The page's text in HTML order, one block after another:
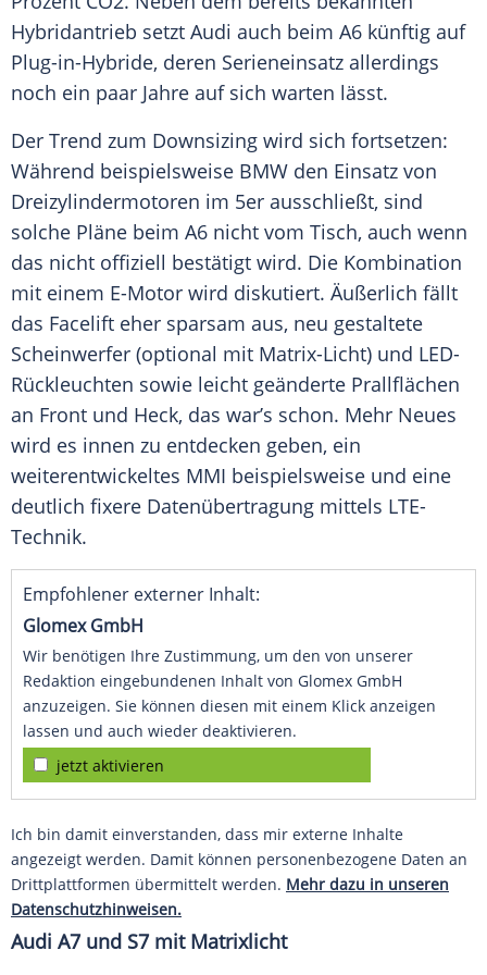
Hybridantrieb setzt Audi auch beim A6 künftig auf
Plug-in-Hybride, deren Serieneinsatz allerdings
noch ein paar Jahre auf sich warten lässt.
Der Trend zum Downsizing wird sich fortsetzen:
Während beispielsweise BMW den Einsatz von
Dreizylindermotoren im 5er ausschließt, sind
solche Pläne beim A6 nicht vom Tisch, auch wenn
das nicht offiziell bestätigt wird. Die Kombination
mit einem E-Motor wird diskutiert. Äußerlich fällt
das Facelift eher sparsam aus, neu gestaltete
Scheinwerfer (optional mit Matrix-Licht) und LED-
Rückleuchten sowie leicht geänderte Prallflächen
an Front und Heck, das war’s schon. Mehr Neues
wird es innen zu entdecken geben, ein
weiterentwickeltes MMI beispielsweise und eine
deutlich fixere Datenübertragung mittels LTE-
Technik.
Empfohlener externer Inhalt:
Glomex GmbH
Wir benötigen Ihre Zustimmung, um den von unserer
Redaktion eingebundenen Inhalt von Glomex GmbH
anzuzeigen. Sie können diesen mit einem Klick anzeigen
lassen und auch wieder deaktivieren.
jetzt aktivieren
Ich bin damit einverstanden, dass mir externe Inhalte
angezeigt werden. Damit können personenbezogene Daten an
Drittplattformen übermittelt werden. Mehr dazu in unseren
Datenschutzhinweisen.
Audi A7 und S7 mit Matrixlicht